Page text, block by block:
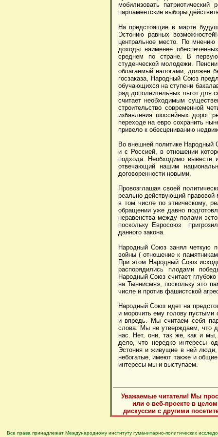
мобилизовать
парламентские выборы
На предстоящие в марте
Эстонию равных
центральное место. По мнению
доходы наименее
среднем по стране. В
студенческой молодежи.
облагаемый налогами, должен
госзаказа, Народный Союз
обучающихся на ступени
ряд дополнительных льгот для
считает необходимым
строительство современной
избавления шоссейных дорог
переходе на евро сохранить
привело к обесцениванию
Во внешней политике Народный
и с Россией, в отношении
подхода. Необходимо вывести
отвечающий нашим
договоренности новыми.
Провозглашая своей
реально действующий
в том числе по этническому,
обращении уже давно
неравенства между полами
поскольку Евросоюз
данного закона.
Народный Союз занял четкую
войны ( отношение к
При этом Народный Союз
распорядились плодами
Народный Союз считает
на Тыннисмяэ, поскольку это
числе и против фашистской
Народный Союз идет на
и морочить ему голову
и впредь. Мы считаем себя
слова. Мы не утверждаем, что
нас. Нет, они, так же, как и мы,
дело, что нередко интересы
Эстония и живущие в ней люди,
небогатые, имеют также и
интересы мы и выступаем.
Уважаемые читатели! Мы
или о веб-проекте в
дискуссии с другими
Все права принадлежат Международному институту гуманитарно-политических